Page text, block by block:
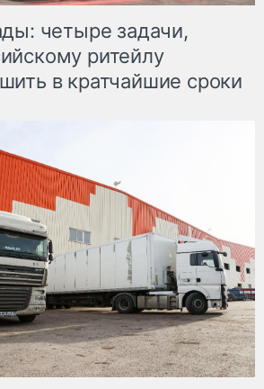
четыре задачи,
ритейлу
в кратчайшие сроки